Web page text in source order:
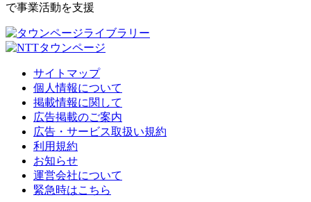
で事業活動を支援
サイトマップ
個人情報について
掲載情報に関して
広告掲載のご案内
広告・サービス取扱い規約
利用規約
お知らせ
運営会社について
緊急時はこちら